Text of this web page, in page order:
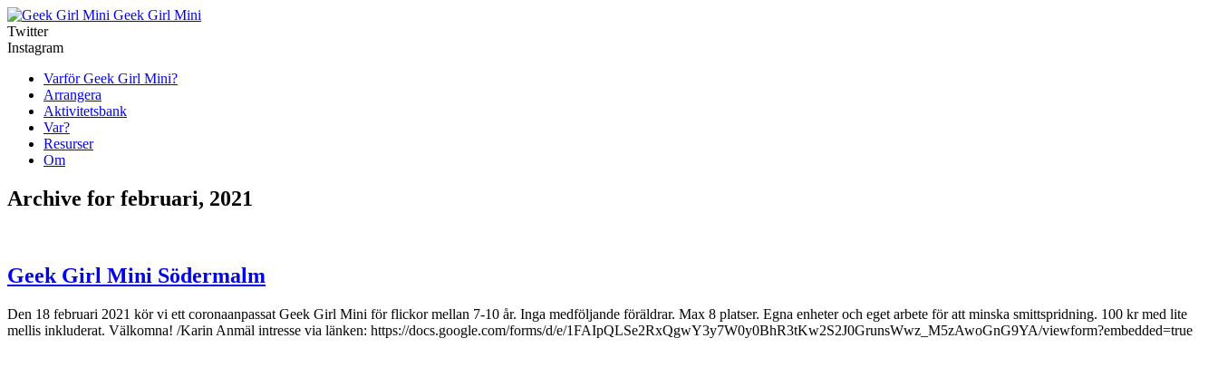
Geek Girl Mini
Twitter
Instagram
Varför Geek Girl Mini?
Arrangera
Aktivitetsbank
Var?
Resurser
Om
Archive for februari, 2021
Geek Girl Mini Södermalm
Den 18 februari 2021 kör vi ett coronaanpassat Geek Girl Mini för flickor mellan 7-10 år. Inga medföljande föräldrar. Max 8 platser. Egna enheter och eget arbete för att minska smittspridning. 100 kr med lite
mellis inkluderat. Välkomna! /Karin Anmäl intresse via länken: https://docs.google.com/forms/d/e/1FAIpQLSe2RxQgwY3y7W0y0BhR3tKw2S2J0GrunsWwz_M5zAwoGnG9YA/viewform?embedded=true